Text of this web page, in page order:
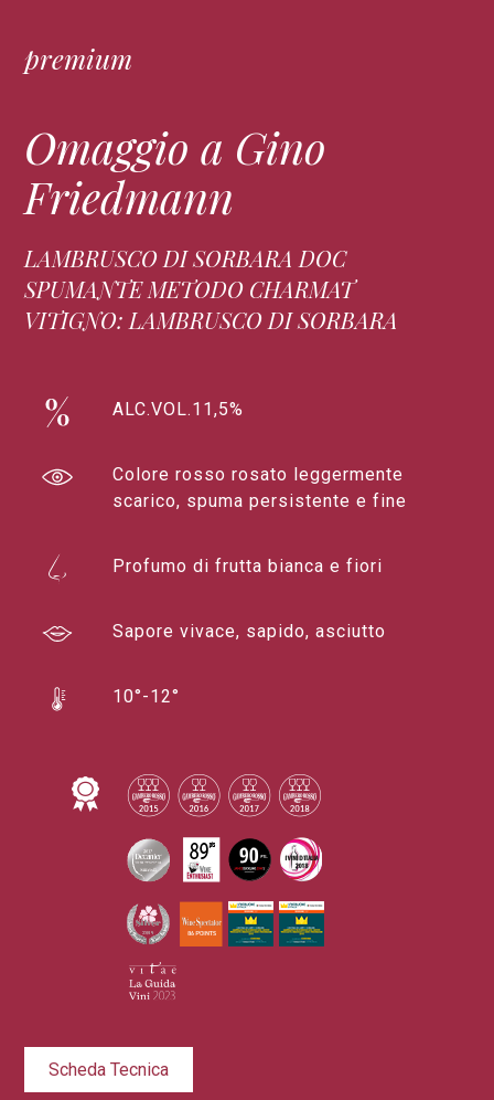
premium
Omaggio a Gino
Friedmann
LAMBRUSCO DI SORBARA DOC
SPUMANTE METODO CHARMAT
VITIGNO: LAMBRUSCO DI SORBARA
ALC.VOL.11,5%
Colore rosso rosato leggermente
scarico, spuma persistente e fine
Profumo di frutta bianca e fiori
Sapore vivace, sapido, asciutto
10°-12°
Scheda Tecnica